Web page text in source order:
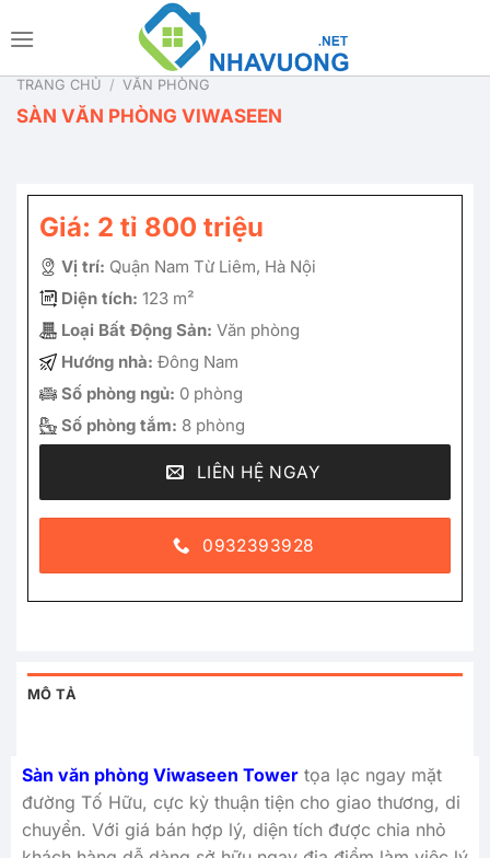
qua
dung
TRANG CHỦ / VĂN PHÒNG
SÀN VĂN PHÒNG VIWASEEN
Giá: 2 tỉ 800 triệu
Vị trí: Quận Nam Từ Liêm, Hà Nội
Diện tích: 123 m²
Loại Bất Động Sản: Văn phòng
Hướng nhà: Đông Nam
Số phòng ngủ: 0 phòng
Số phòng tắm: 8 phòng
LIÊN HỆ NGAY
0932393928
MÔ TẢ
Sàn văn phòng Viwaseen Tower tọa lạc ngay mặt
đường Tố Hữu, cực kỳ thuận tiện cho giao thương, di
chuyển. Với giá bán hợp lý, diện tích được chia nhỏ